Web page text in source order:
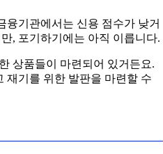
융기관에서는 신용 점수가 낮거
, 포기하기에는 아직 이릅니다.
상품들이 마련되어 있거든요.
재기를 위한 발판을 마련할 수